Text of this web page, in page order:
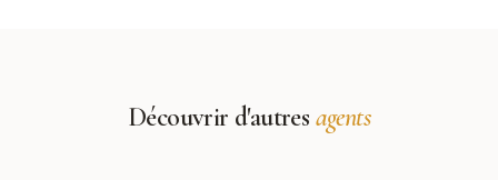
Découvrir d'autres agents